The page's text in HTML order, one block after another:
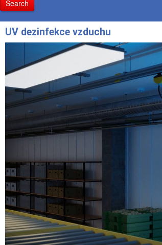
Search
UV dezinfekce vzduchu